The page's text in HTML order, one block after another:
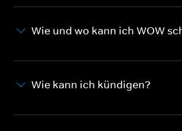
Wie und wo kann ich WOW
Wie kann ich kündigen?